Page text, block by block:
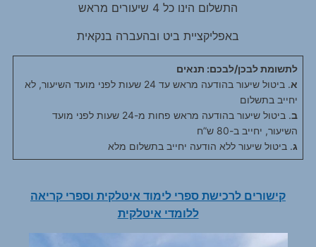
התשלום הינו כל 4 שיעורים מראש
באפליקציית ביט ובהעברה בנקאית
לתשומת לבכן/לבכם: תנאים
א
. ביטול שיעור בהודעה מראש עד 24 שעות לפני מועד השיעור, לא
יחייב בתשלום
ב
. ביטול שיעור בהודעה מראש פחות מ-24 שעות לפני מועד
השיעור, יחייב ב-80 ש”ח
ג. ביטול שיעור ללא הודעה יחייב בתשלום מלא
קישורים לרכישת ספרי לימוד איטלקית וספרי קריאה
ללומדי איטלקית